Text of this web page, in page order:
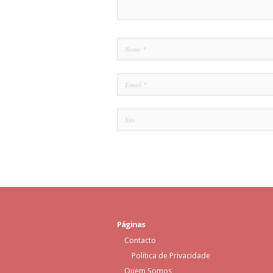
Páginas
Contacto
Política de Privacidade
Quem Somos